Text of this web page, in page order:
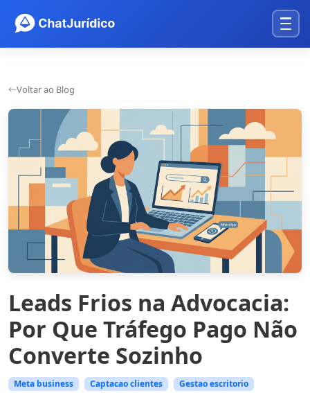
Voltar ao Blog
Leads Frios na Advocacia:
Por Que Tráfego Pago Não
Converte Sozinho
Meta business Captacao clientes
Gestao escritorio